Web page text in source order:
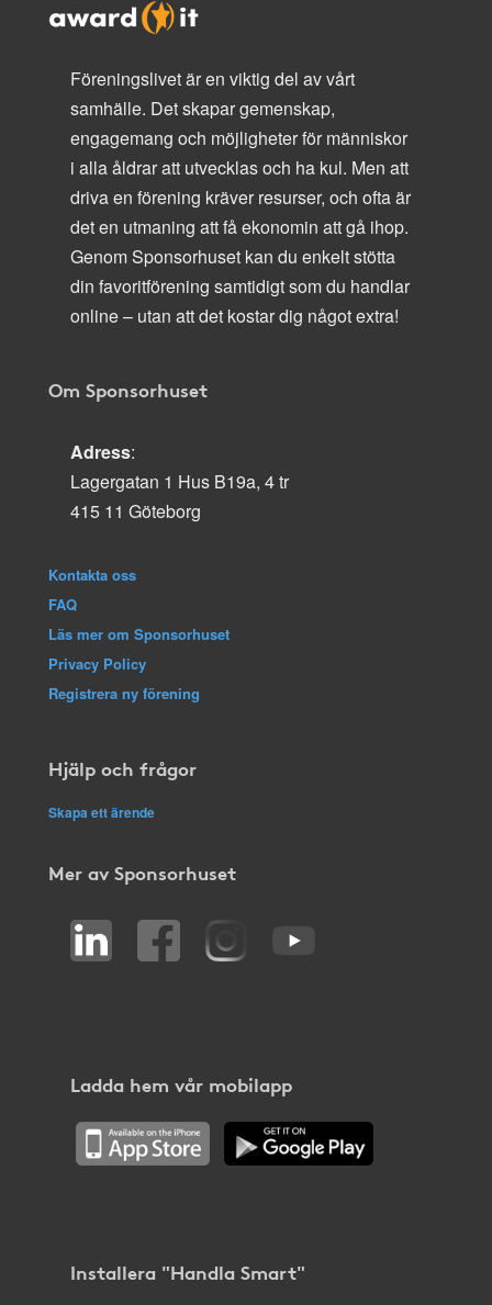
Föreningslivet är en viktig del av vårt
samhälle. Det skapar gemenskap,
engagemang och möjligheter för människor
i alla åldrar att utvecklas och ha kul. Men att
driva en förening kräver resurser, och ofta är
det en utmaning att få ekonomin att gå ihop.
Genom Sponsorhuset kan du enkelt stötta
din favoritförening samtidigt som du handlar
online – utan att det kostar dig något extra!
Om Sponsorhuset
Adress:
Lagergatan 1 Hus B19a, 4 tr
415 11 Göteborg
Kontakta oss
FAQ
Läs mer om Sponsorhuset
Privacy Policy
Registrera ny förening
Hjälp och frågor
Skapa ett ärende
Mer av Sponsorhuset
Ladda hem vår mobilapp
Installera "Handla Smart"